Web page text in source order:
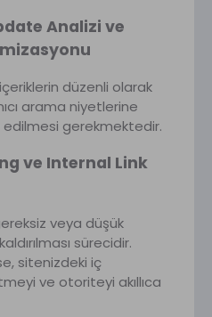
Analizi ve
düzenli olarak
arama niyetlerine
gerekmektedir.
ve Internal Link
veya düşük
sürecidir.
sitenizdeki iç
ve otoriteyi akıllıca